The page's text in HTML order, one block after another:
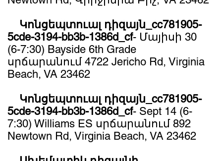
Կոնցեպտուալ դիզայն_cc781905-
5cde-3194-bb3b-1386d_cf- Մայիսի 30
(6-7:30) Bayside 6th Grade
սրճարանում 4722 Jericho Rd, Virginia
Beach, VA 23462
Կոնցեպտուալ դիզայն_cc781905-
5cde-3194-bb3b-1386d_cf- Sept 14 (6-
7:30) Williams ES սրճարանում 892
Newtown Rd, Virginia Beach, VA 23462